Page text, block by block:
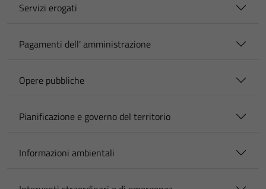
Servizi erogati
Pagamenti dell' amministrazione
Opere pubbliche
Pianificazione e governo del territorio
Informazioni ambientali